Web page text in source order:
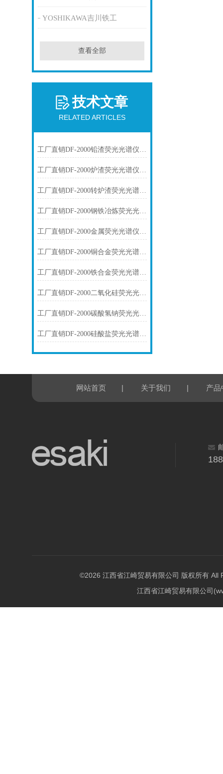
YOSHIKAWA吉川铁工
查看全部
技术文章
RELATED ARTICLES
工厂直销DF-2000铅渣荧光光谱仪技术参数
工厂直销DF-2000炉渣荧光光谱仪技术参数
工厂直销DF-2000转炉渣荧光光谱仪技术参数
工厂直销DF-2000钢铁冶炼荧光光谱仪技术参数
工厂直销DF-2000金属荧光光谱仪技术参数
工厂直销DF-2000铜合金荧光光谱仪技术参数
工厂直销DF-2000铁合金荧光光谱仪技术参数
工厂直销DF-2000二氧化硅荧光光谱仪技术参数
工厂直销DF-2000碳酸氢钠荧光光谱仪技术参数
工厂直销DF-2000硅酸盐荧光光谱仪技术参数
网站首页 | 关于我们 | 产品
©2026 江西省江崎贸易有限公司 版权所有 All
江西省江崎贸易有限公司